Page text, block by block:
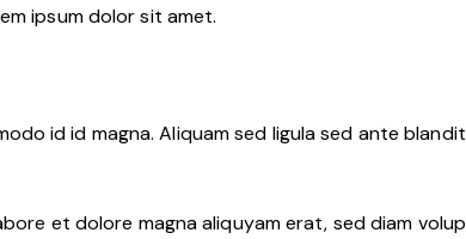
ipsum dolor sit amet.
id id magna. Aliquam sed ligula sed ante
et dolore magna aliquyam erat, sed diam